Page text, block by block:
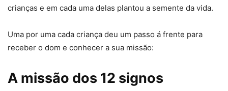
crianças e em cada uma delas plantou a semente da vida.
Uma por uma cada criança deu um passo á frente para
receber o dom e conhecer a sua missão:
A missão dos 12 signos